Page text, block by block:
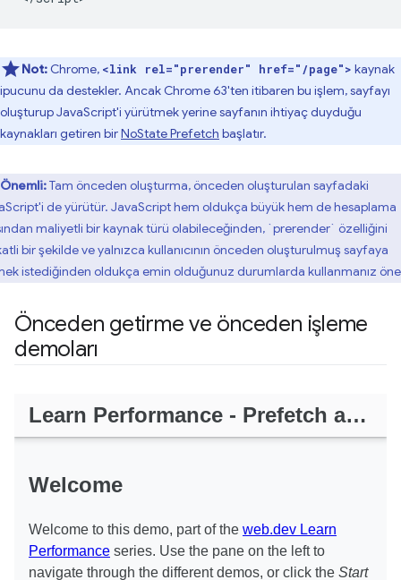
Not: Chrome, <link rel="prerender" href="/page"> kaynak
ipucunu da destekler. Ancak Chrome 63'ten itibaren bu işlem, sayfayı
oluşturup JavaScript'i yürütmek yerine sayfanın ihtiyaç duyduğu
kaynakları getiren birNoState Prefetch başlatır.
Önemli:Tam önceden oluşturma, önceden oluşturulan sayfadaki
de yürütür. JavaScript hem oldukça büyük hem de hesaplama
maliyetli bir kaynak türü olabileceğinden, `prerender` özelliğini
bir şekilde ve yalnızca kullanıcının önceden oluşturulmuş sayfaya
istediğinden oldukça emin olduğunuz durumlarda kullanmanız
Önceden getirme ve önceden işleme
demoları